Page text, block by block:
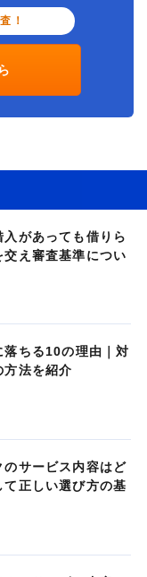
！
入があっても借りら
交え審査基準につい
落ちる10の理由｜対
方法を紹介
のサービス内容はど
て正しい選び方の基